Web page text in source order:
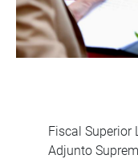
Fiscal Superior
Adjunto